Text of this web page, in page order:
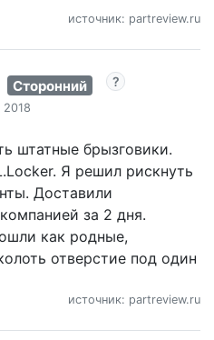
источник: partreview.ru
Сторонний
2018
штатные брызговики.
Я решил рискнуть
Доставили
за 2 дня.
как родные,
отверстие под один
источник: partreview.ru